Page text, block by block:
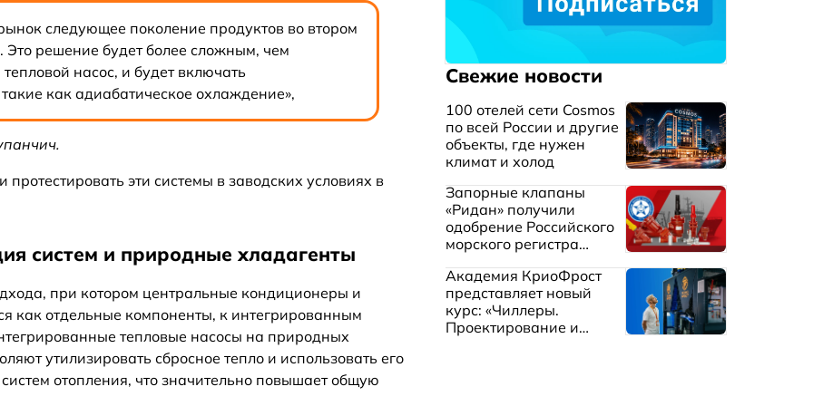
следующее поколение продуктов во втором
Это решение будет более сложным, чем
насос, и будет включать
как адиабатическое охлаждение»,
эти системы в заводских условиях в
систем и природные хладагенты
при котором центральные кондиционеры и
как отдельные компоненты, к интегрированным
тепловые насосы на природных
утилизировать сбросное тепло и использовать его
отопления, что значительно повышает общую
Свежие новости
100 отелей сети Cosmos
по всей России и другие
объекты, где нужен
климат и холод
Запорные клапаны
«Ридан» получили
одобрение Российского
морского регистра
Академия КриоФрост
представляет новый
курс: «Чиллеры.
Проектирование и